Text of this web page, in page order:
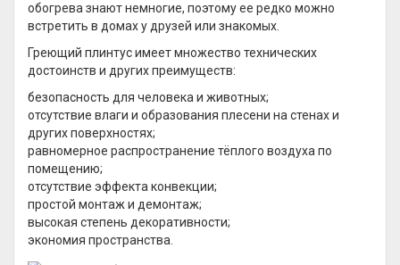
обогрева знают немногие, поэтому ее редко можно
встретить в домах у друзей или знакомых.
Греющий плинтус имеет множество технических
достоинств и других преимуществ:
безопасность для человека и животных;
отсутствие влаги и образования плесени на стенах и
других поверхностях;
равномерное распространение тёплого воздуха по
помещению;
отсутствие эффекта конвекции;
простой монтаж и демонтаж;
высокая степень декоративности;
экономия пространства.